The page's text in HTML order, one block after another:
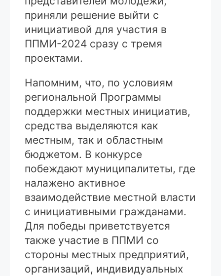
приняли решение выйти с
инициативой для участия в
ППМИ-2024 сразу с тремя
проектами.
Напомним, что, по условиям
региональной Программы
поддержки местных инициатив,
средства выделяются как
местным, так и областным
бюджетом. В конкурсе
побеждают муниципалитеты, где
налажено активное
взаимодействие местной власти
с инициативными гражданами.
Для победы приветствуется
также участие в ППМИ со
стороны местных предприятий,
организаций, индивидуальных